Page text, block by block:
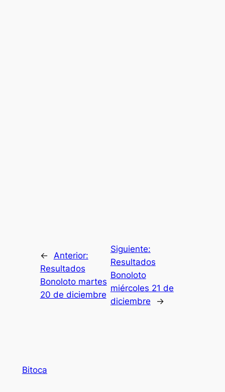
←
Anterior:
Resultados
Bonoloto martes
20 de diciembre
Siguiente:
Resultados
Bonoloto
miércoles 21 de
diciembre
→
Bitoca